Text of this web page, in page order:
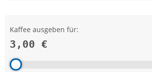
Kaffee ausgeben für:
3,00 €